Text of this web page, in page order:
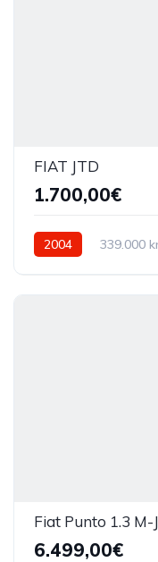
FIAT JTD
1.700,00€
2004 339.000
Fiat Punto 1.3 M-
6.499,00€